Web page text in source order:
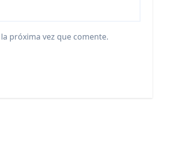
próxima vez que comente.